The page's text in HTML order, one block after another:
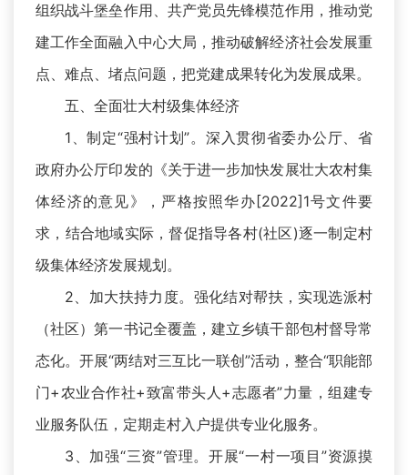
组织战斗堡垒作用、共产党员先锋模范作用，推动党
建工作全面融入中心大局，推动破解经济社会发展重
点、难点、堵点问题，把党建成果转化为发展成果。
五、全面壮大村级集体经济
1、制定“强村计划”。深入贯彻省委办公厅、省
政府办公厅印发的《关于进一步加快发展壮大农村集
体经济的意见》，严格按照华办[2022]1号文件要
求，结合地域实际，督促指导各村(社区)逐一制定村
级集体经济发展规划。
2、加大扶持力度。强化结对帮扶，实现选派村
（社区）第一书记全覆盖，建立乡镇干部包村督导常
态化。开展“两结对三互比一联创”活动，整合“职能部
门+农业合作社+致富带头人+志愿者”力量，组建专
业服务队伍，定期走村入户提供专业化服务。
3、加强“三资”管理。开展“一村一项目”资源摸